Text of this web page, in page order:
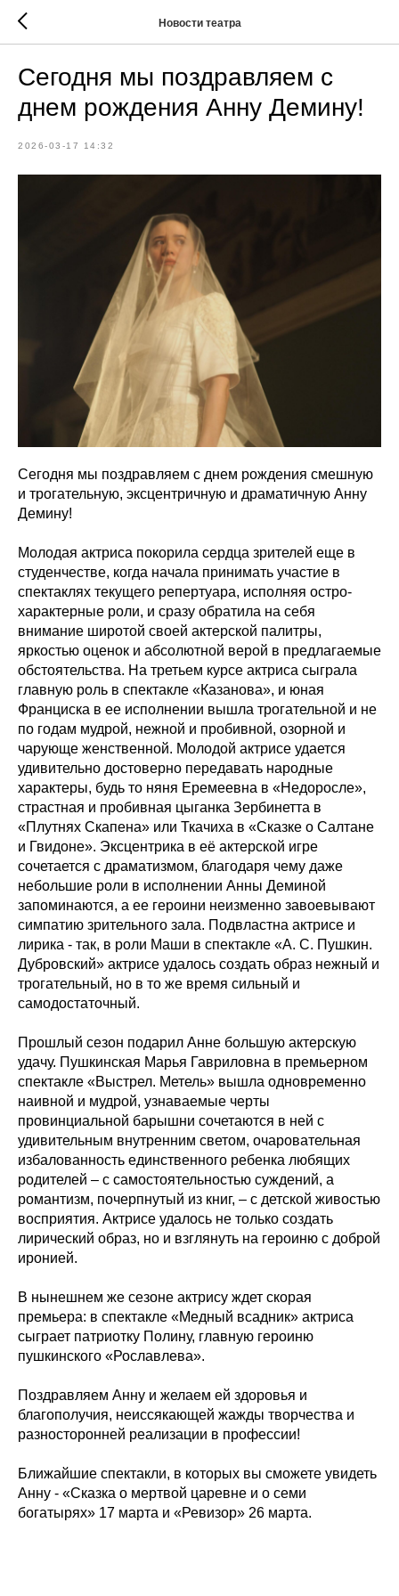
Новости театра
Сегодня мы поздравляем с
днем рождения Анну Демину!
2026-03-17 14:32
Сегодня мы поздравляем с днем рождения смешную
и трогательную, эксцентричную и драматичную Анну
Демину!
Молодая актриса покорила сердца зрителей еще в
студенчестве, когда начала принимать участие в
спектаклях текущего репертуара, исполняя остро-
характерные роли, и сразу обратила на себя
внимание широтой своей актерской палитры,
яркостью оценок и абсолютной верой в предлагаемые
обстоятельства. На третьем курсе актриса сыграла
главную роль в спектакле «Казанова», и юная
Франциска в ее исполнении вышла трогательной и не
по годам мудрой, нежной и пробивной, озорной и
чарующе женственной. Молодой актрисе удается
удивительно достоверно передавать народные
характеры, будь то няня Еремеевна в «Недоросле»,
страстная и пробивная цыганка Зербинетта в
«Плутнях Скапена» или Ткачиха в «Сказке о Салтане
и Гвидоне». Эксцентрика в её актерской игре
сочетается с драматизмом, благодаря чему даже
небольшие роли в исполнении Анны Деминой
запоминаются, а ее героини неизменно завоевывают
симпатию зрительного зала. Подвластна актрисе и
лирика - так, в роли Маши в спектакле «А. С. Пушкин.
Дубровский» актрисе удалось создать образ нежный и
трогательный, но в то же время сильный и
самодостаточный.
Прошлый сезон подарил Анне большую актерскую
удачу. Пушкинская Марья Гавриловна в премьерном
спектакле «Выстрел. Метель» вышла одновременно
наивной и мудрой, узнаваемые черты
провинциальной барышни сочетаются в ней с
удивительным внутренним светом, очаровательная
избалованность единственного ребенка любящих
родителей – с самостоятельностью суждений, а
романтизм, почерпнутый из книг, – с детской живостью
восприятия. Актрисе удалось не только создать
лирический образ, но и взглянуть на героиню с доброй
иронией.
В нынешнем же сезоне актрису ждет скорая
премьера: в спектакле «Медный всадник» актриса
сыграет патриотку Полину, главную героиню
пушкинского «Рославлева».
Поздравляем Анну и желаем ей здоровья и
благополучия, неиссякающей жажды творчества и
разносторонней реализации в профессии!
Ближайшие спектакли, в которых вы сможете увидеть
Анну - «Сказка о мертвой царевне и о семи
богатырях» 17 марта и «Ревизор» 26 марта.